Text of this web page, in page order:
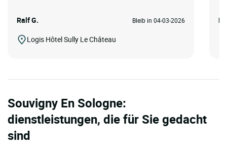
Ralf G. Bleib in 04-03-2026
Logis Hôtel Sully Le Château
Souvigny En Sologne:
dienstleistungen, die für Sie gedacht
sind